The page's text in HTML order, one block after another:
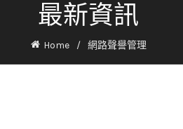
最新資訊
Home 網路聲譽管理